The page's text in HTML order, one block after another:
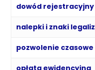
dowód rejestracyjny
nalepki i znaki
pozwolenie czasowe
opłata ewidencyjna